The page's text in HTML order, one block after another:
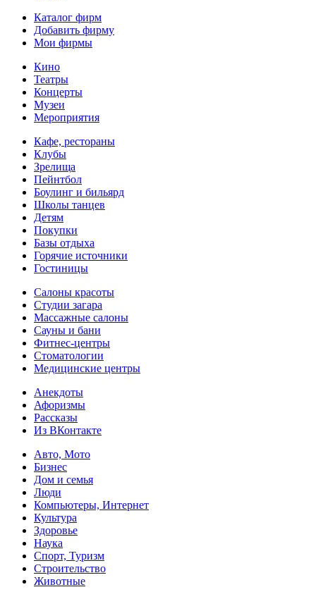
Каталог фирм
Добавить фирму
Мои фирмы
Кино
Театры
Концерты
Музеи
Мероприятия
Кафе, рестораны
Клубы
Зрелища
Пейнтбол
Боулинг и бильярд
Школы танцев
Детям
Покупки
Базы отдыха
Горячие источники
Гостиницы
Салоны красоты
Студии загара
Массажные салоны
Сауны и бани
Фитнес-центры
Стоматологии
Медицинские центры
Анекдоты
Афоризмы
Рассказы
Из ВКонтакте
Авто, Мото
Бизнес
Дом и семья
Люди
Компьютеры, Интернет
Культура
Здоровье
Наука
Спорт, Туризм
Строительство
Животные